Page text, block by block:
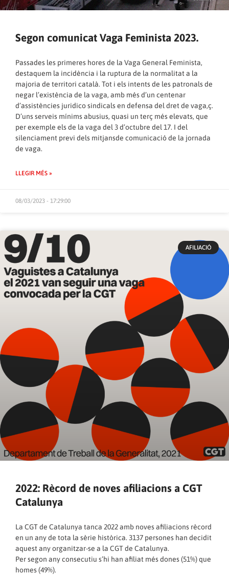
Segon comunicat Vaga Feminista 2023.
Passades les primeres hores de la Vaga General Feminista,
destaquem la incidència i la ruptura de la normalitat a la
majoria de territori català. Tot i els intents de les patronals de
negar l’existència de la vaga, amb més d’un centenar
d’assistències juridico sindicals en defensa del dret de vaga,ç.
D’uns serveis mínims abusius, quasi un terç més elevats, que
per exemple els de la vaga del 3 d’octubre del 17. I del
silenciament previ dels mitjansde comunicació de la jornada
de vaga.
LLEGIR MÉS »
08/03/2023 - 17:29:00
AFILIACIÓ
2022: Rècord de noves afiliacions a CGT
Catalunya
La CGT de Catalunya tanca 2022 amb noves afiliacions rècord
en un any de tota la sèrie històrica. 3137 persones han decidit
aquest any organitzar-se a la CGT de Catalunya.
Per segon any consecutiu s’hi han afiliat més dones (51%) que
homes (49%).